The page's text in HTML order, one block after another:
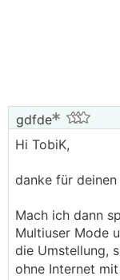
gdfde
Hi TobiK,
danke für
Mach ich dann
Multiuser Mode
die Umstellung,
ohne Internet